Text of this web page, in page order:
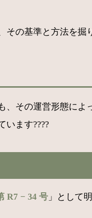
の基準と方法を掘
、その運営形態によ
います????️
R7 − 34 号 」として